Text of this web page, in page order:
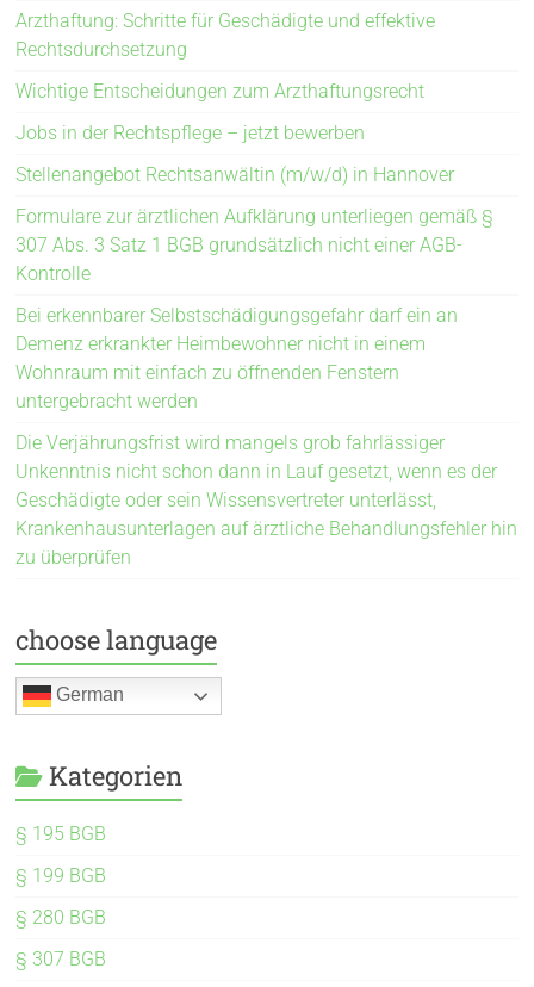
Arzthaftung: Schritte für Geschädigte und effektive
Rechtsdurchsetzung
Wichtige Entscheidungen zum Arzthaftungsrecht
Jobs in der Rechtspflege – jetzt bewerben
Stellenangebot Rechtsanwältin (m/w/d) in Hannover
Formulare zur ärztlichen Aufklärung unterliegen gemäß §
307 Abs. 3 Satz 1 BGB grundsätzlich nicht einer AGB-
Kontrolle
Bei erkennbarer Selbstschädigungsgefahr darf ein an
Demenz erkrankter Heimbewohner nicht in einem
Wohnraum mit einfach zu öffnenden Fenstern
untergebracht werden
Die Verjährungsfrist wird mangels grob fahrlässiger
Unkenntnis nicht schon dann in Lauf gesetzt, wenn es der
Geschädigte oder sein Wissensvertreter unterlässt,
Krankenhausunterlagen auf ärztliche Behandlungsfehler hin
zu überprüfen
choose language
German
Kategorien
§ 195 BGB
§ 199 BGB
§ 280 BGB
§ 307 BGB